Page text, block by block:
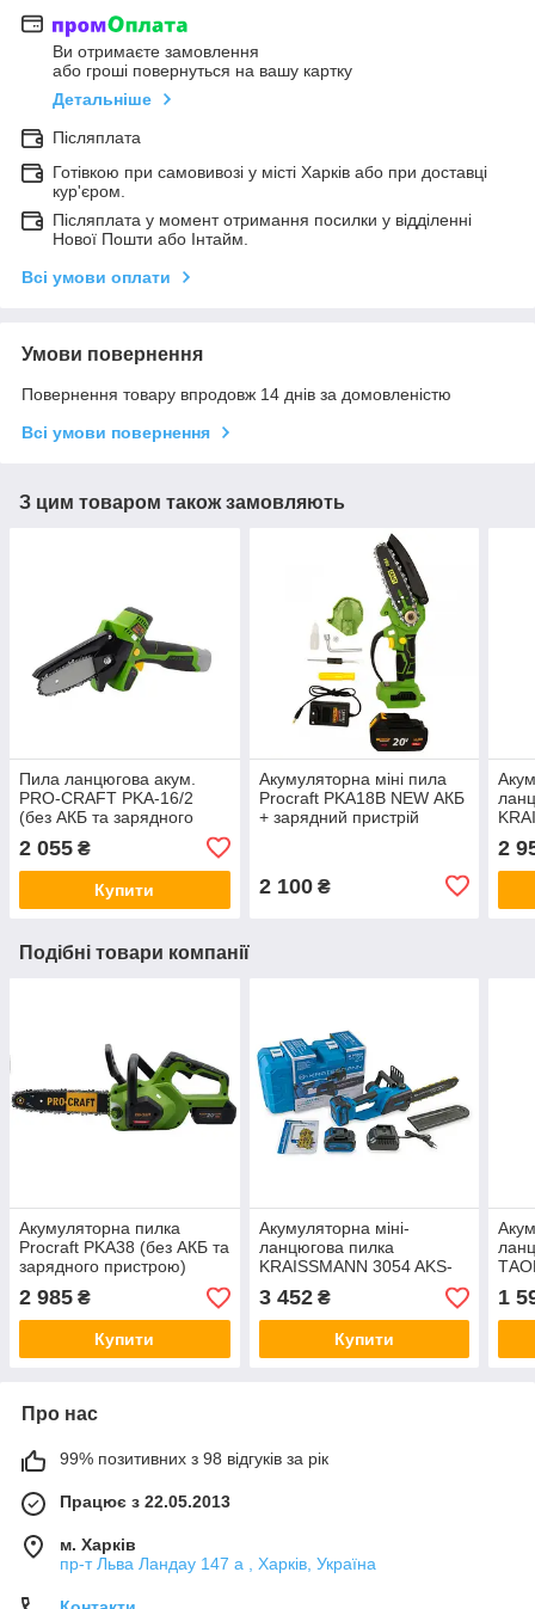
Ви отримаєте замовлення
або гроші повернуться на вашу картку
Детальніше
Післяплата
Готівкою при самовивозі у місті Харків або при доставці
кур'єром.
Післяплата у момент отримання посилки у відділенні
Нової Пошти або Інтайм.
Всі умови оплати
Умови повернення
Повернення товару впродовж 14 днів за домовленістю
Всі умови повернення
З цим товаром також замовляють
Пила ланцюгова акум.
PRO-CRAFT PKA-16/2
(без АКБ та зарядного
2 055 ₴
Купити
Акумуляторна міні пила
Procraft PKA18B NEW АКБ
+ зарядний пристрій
2 100₴
по
2
Подібні товари компанії
Акумуляторна пилка
Procraft PKA38 (без АКБ та
зарядного пристрою)
2 985 ₴
Купити
Акумуляторна міні-
ланцюгова пилка
KRAISSMANN 3054 AKS-
BL 20/2 MP (безщітковий
мотор, маслобак, АКБ +
зарядне)
3 452₴
Купити
1
Про нас
99% позитивних з 98 відгуків за рік
Працює з 22.05.2013
м. Харків
пр-т Льва Ландау 147 а , Харків, Україна